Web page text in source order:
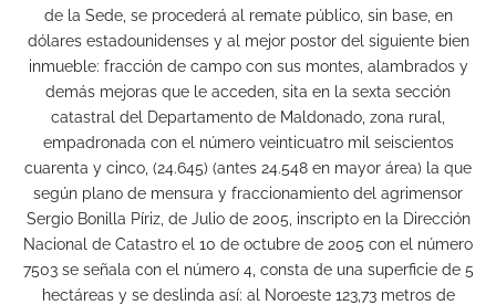
de la Sede, se procederá al remate público, sin base, en
dólares estadounidenses y al mejor postor del siguiente bien
inmueble: fracción de campo con sus montes, alambrados y
demás mejoras que le acceden, sita en la sexta sección
catastral del Departamento de Maldonado, zona rural,
empadronada con el número veinticuatro mil seiscientos
cuarenta y cinco, (24.645) (antes 24.548 en mayor área) la que
según plano de mensura y fraccionamiento del agrimensor
Sergio Bonilla Píriz, de Julio de 2005, inscripto en la Dirección
Nacional de Catastro el 10 de octubre de 2005 con el número
7503 se señala con el número 4, consta de una superficie de 5
hectáreas y se deslinda así: al Noroeste 123,73 metros de